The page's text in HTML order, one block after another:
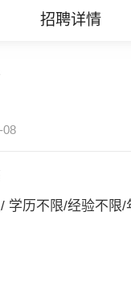
招聘详情
08
学历不限/经验不限/